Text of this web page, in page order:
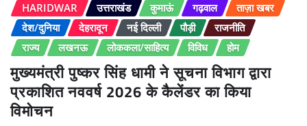
HARIDWAR उत्तराखंड कुमाऊं गढ़वाल
ताज़ा खबर
देश/दुनिया
देहरादून नई दिल्ली पौड़ी
राजनीति
राज्य
लखनऊ लोककला/साहित्य विविध होम
मुख्यमंत्री पुष्कर सिंह धामी ने सूचना विभाग द्वारा
प्रकाशित नववर्ष 2026 के कैलेंडर का किया
विमोचन